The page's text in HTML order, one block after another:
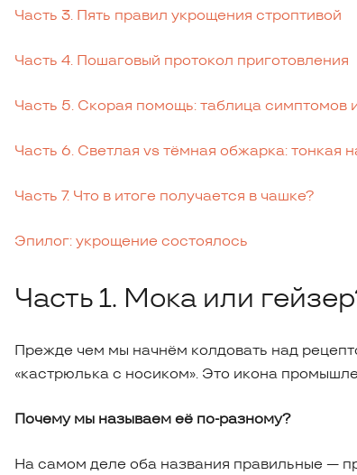
Часть 3. Пять правил укрощения строптивой
Часть 4. Пошаговый протокол приготовления
Часть 5. Скорая помощь: таблица симптомов
Часть 6. Светлая vs тёмная обжарка: тонкая
Часть 7. Что в итоге получается в чашке?
Эпилог: укрощение состоялось
Часть 1. Мока или
Прежде чем мы начнём колдовать над
«кастрюлька с носиком». Это икона
Почему мы называем её по-разному?
На самом деле оба названия правильные —